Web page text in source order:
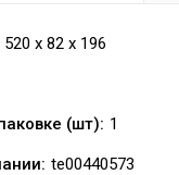
520 x 82 x 196
(шт): 1
te00440573